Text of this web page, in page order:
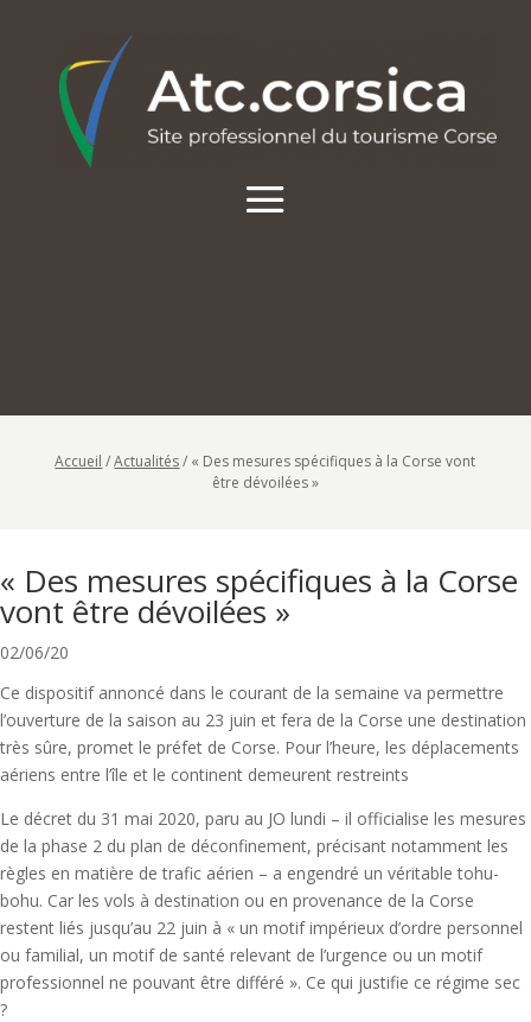
Accueil /Actualités/ « Des mesures spécifiques à la Corse vont
être dévoilées »
« Des mesures spécifiques à la Corse
vont être dévoilées »
02/06/20
Ce dispositif annoncé dans le courant de la semaine va permettre
l’ouverture de la saison au 23 juin et fera de la Corse une destination
très sûre, promet le préfet de Corse. Pour l’heure, les déplacements
aériens entre l’île et le continent demeurent restreints
Le décret du 31 mai 2020, paru au JO lundi – il officialise les mesures
de la phase 2 du plan de déconfinement, précisant notamment les
règles en matière de trafic aérien – a engendré un véritable tohu-
bohu. Car les vols à destination ou en provenance de la Corse
restent liés jusqu’au 22 juin à « un motif impérieux d’ordre personnel
ou familial, un motif de santé relevant de l’urgence ou un motif
professionnel ne pouvant être différé ». Ce qui justifie ce régime sec
?